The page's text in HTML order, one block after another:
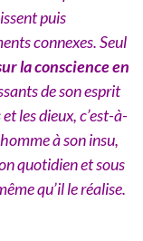
puis
connexes. Seul
la conscience en
de son esprit
les dieux, c’est-à-
à son insu,
quotidien et sous
qu’il le réalise.